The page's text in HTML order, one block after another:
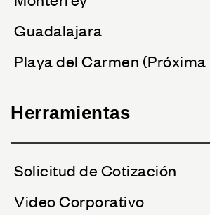
Guadalajara
Playa del Carmen
Herramientas
Solicitud de Cotización
Video Corporativo